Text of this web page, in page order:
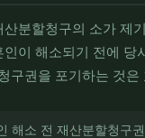
산분할청구의 소가 제
인이 해소되기 전에 당
구권을 포기하는 것은
해소 전 재산분할청구